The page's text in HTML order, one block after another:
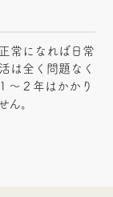
常になれば日常
は全く問題なく
～２年はかかり
ん。